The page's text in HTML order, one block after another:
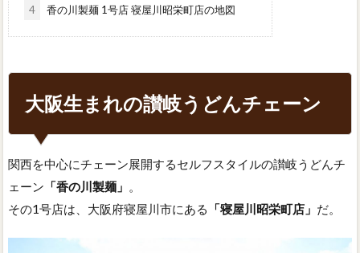
4 香の川製麺 1号店 寝屋川昭栄町店の地図
大阪生まれの讃岐うどんチェーン
関西を中心にチェーン展開するセルフスタイルの讃岐うどんチ
ェーン 「香の川製麺」
その1号店は、大阪府寝屋川市にある
「寝屋川昭栄町店」 だ。